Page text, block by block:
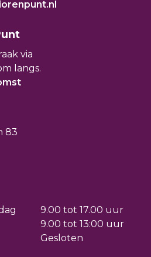
u.
Arrangement brengt
in rekening.
en
zijn dit uw maandelijkse
geval van
onverwachts uw
van uw partner? In het
mogelijkheden om
bij elkaar in de buurt
via
langs.
83
9.00 tot 17.00 uur
9.00 tot 13:00 uur
Gesloten